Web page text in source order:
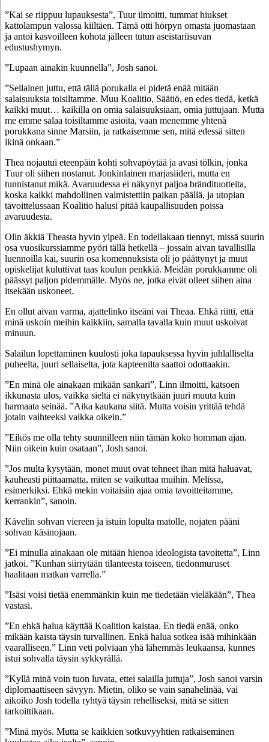
”Kai se riippuu lupauksesta”, Tuur ilmoitti, tummat hiukset
kattolampun valossa kiiltäen. Tämä otti hörpyn omasta juomastaan
ja antoi kasvoilleen kohota jälleen tutun aseistariisuvan
edustushymyn.
”Lupaan ainakin kuunnella”, Josh sanoi.
”Sellainen juttu, että tällä porukalla ei pidetä enää mitään
salaisuuksia toisiltamme. Muu Koalitio, Säätiö, en edes tiedä, ketkä
kaikki muut… kaikilla on omia salaisuuksiaan, omia juttujaan. Mutta
me emme salaa toisiltamme asioita, vaan menemme yhtenä
porukkana sinne Marsiin, ja ratkaisemme sen, mitä edessä sitten
ikinä onkaan.”
Thea nojautui eteenpäin kohti sohvapöytää ja avasi tölkin, jonka
Tuur oli siihen nostanut. Jonkinlainen marjasiideri, mutta en
tunnistanut mikä. Avaruudessa ei näkynyt paljoa brändituotteita,
koska kaikki mahdollinen valmistettiin paikan päällä, ja utopian
tavoittelussaan Koalitio halusi pitää kaupallisuuden poissa
avaruudesta.
Olin äkkiä Theasta hyvin ylpeä. En todellakaan tiennyt, missä suurin
osa vuosikurssiamme pyöri tällä hetkellä – jossain aivan tavallisilla
luennoilla kai, suurin osa komennuksista oli jo päättynyt ja muut
opiskelijat kuluttivat taas koulun penkkiä. Meidän porukkamme oli
päässyt paljon pidemmälle. Myös ne, jotka eivät olleet siihen aina
itsekään uskoneet.
En ollut aivan varma, ajattelinko itseäni vai Theaa. Ehkä riitti, että
minä uskoin meihin kaikkiin, samalla tavalla kuin muut uskoivat
minuun.
Salailun lopettaminen kuulosti joka tapauksessa hyvin juhlalliselta
puheelta, juuri sellaiselta, jota kapteenilta saattoi odottaakin.
”En minä ole ainakaan mikään sankari”, Linn ilmoitti, katsoen
ikkunasta ulos, vaikka sieltä ei näkynytkään juuri muuta kuin
harmaata seinää. ”Aika kaukana siitä. Mutta voisin yrittää tehdä
jotain vaihteeksi vaikka oikein.”
”Eikös me olla tehty suunnilleen niin tämän koko homman ajan.
Niin oikein kuin osataan”, Josh sanoi.
”Jos multa kysytään, monet muut ovat tehneet ihan mitä haluavat,
kauheasti piittaamatta, miten se vaikuttaa muihin. Melissa,
esimerkiksi. Ehkä mekin voitaisiin ajaa omia tavoitteitamme,
kerrankin”, sanoin.
Kävelin sohvan viereen ja istuin lopulta matolle, nojaten pääni
sohvan käsinojaan.
”Ei minulla ainakaan ole mitään hienoa ideologista tavoitetta”, Linn
jatkoi. ”Kunhan siirrytään tilanteesta toiseen, tiedonmuruset
haalitaan matkan varrella.”
”Isäsi voisi tietää enemmänkin kuin me tiedetään vieläkään”, Thea
vastasi.
”En ehkä halua käyttää Koalition kaistaa. En tiedä enää, onko
mikään kaista täysin turvallinen. Enkä halua sotkea isää mihinkään
vaaralliseen.” Linn veti polviaan yhä lähemmäs leukaansa, kunnes
istui sohvalla täysin sykkyrällä.
”Kyllä minä voin tuon luvata, ettei salailla juttuja”, Josh sanoi varsin
diplomaattiseen sävyyn. Mietin, oliko se vain sanahelinää, vai
aikoiko Josh todella ryhtyä täysin rehelliseksi, mitä se sitten
tarkoittikaan.
”Minä myös. Mutta se kaikkien sotkuvyyhtien ratkaiseminen